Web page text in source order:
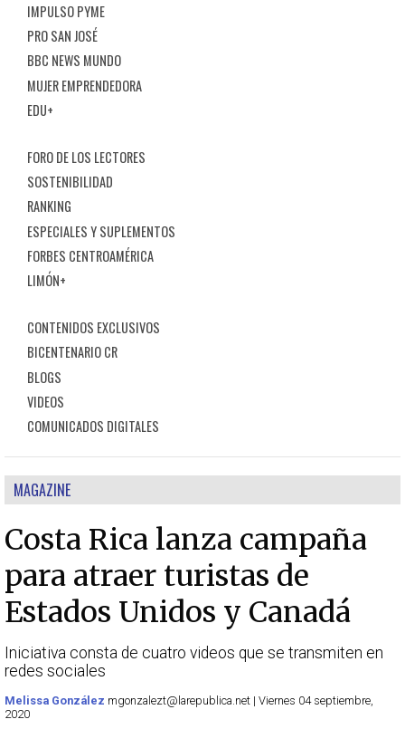
IMPULSO PYME
PRO SAN JOSÉ
BBC NEWS MUNDO
MUJER EMPRENDEDORA
EDU+
FORO DE LOS LECTORES
SOSTENIBILIDAD
RANKING
ESPECIALES Y SUPLEMENTOS
FORBES CENTROAMÉRICA
LIMÓN+
CONTENIDOS EXCLUSIVOS
BICENTENARIO CR
BLOGS
VIDEOS
COMUNICADOS DIGITALES
MAGAZINE
Costa Rica lanza campaña
para atraer turistas de
Estados Unidos y Canadá
Iniciativa consta de cuatro videos que se transmiten en
redes sociales
Melissa González mgonzalezt@larepublica.net | Viernes 04 septiembre,
2020